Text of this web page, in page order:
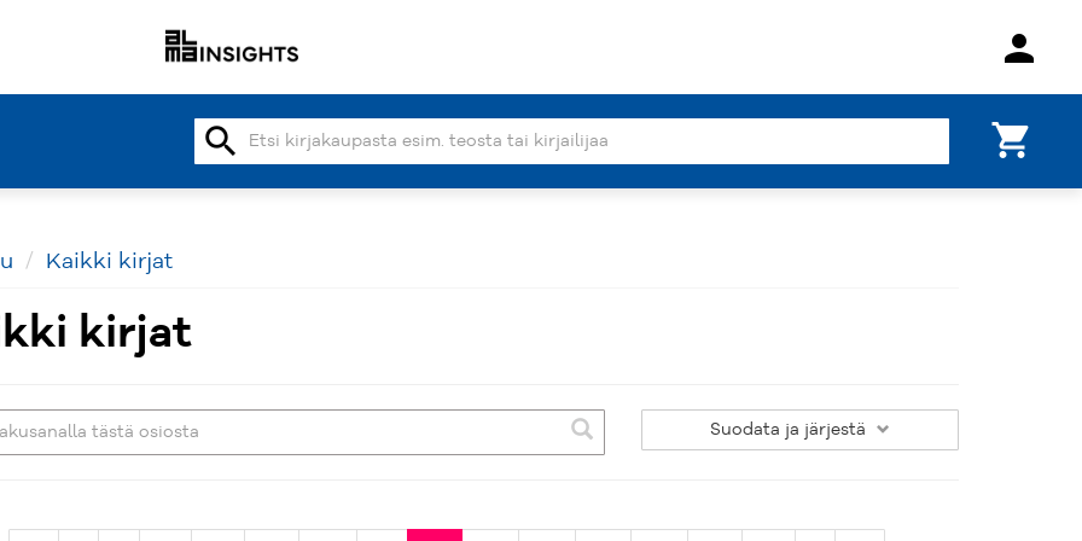
person
search shopping_cart
Kaikki kirjat
kirjat
Suodata ja järjestä